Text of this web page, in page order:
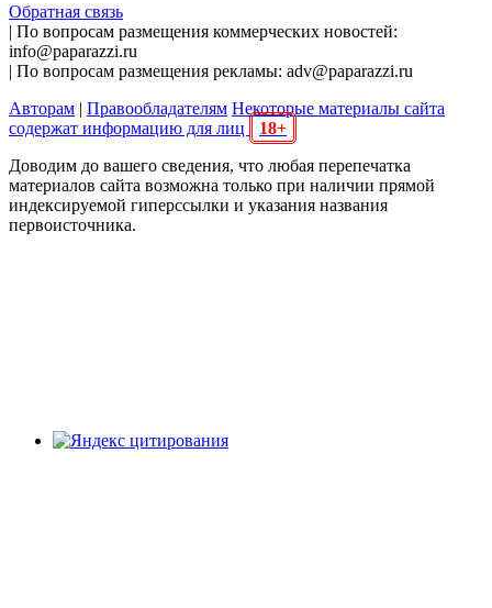
Обратная связь
| По вопросам размещения коммерческих новостей:
info@paparazzi.ru
| По вопросам размещения рекламы: adv@paparazzi.ru
Авторам | Правообладателям Некоторые материалы сайта
содержат информацию для лиц
18+
Доводим до вашего сведения, что любая перепечатка
материалов сайта возможна только при наличии прямой
индексируемой гиперссылки и указания названия
первоисточника.